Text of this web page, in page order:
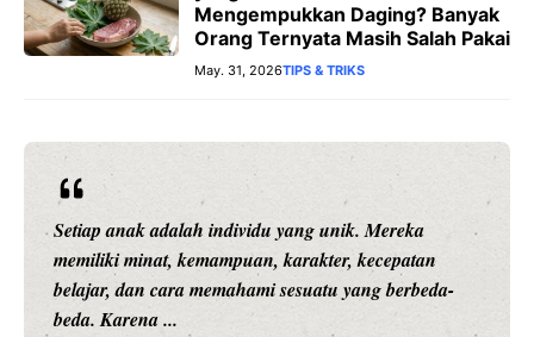
Mengempukkan Daging? Banyak
Orang Ternyata Masih Salah Pakai
May. 31, 2026TIPS & TRIKS
Setiap anak adalah individu yang unik. Mereka
memiliki minat, kemampuan, karakter, kecepatan
belajar, dan cara memahami sesuatu yang berbeda-
beda. Karena ...